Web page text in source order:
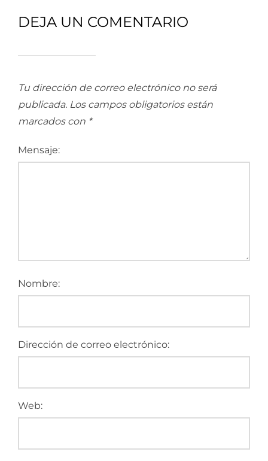
DEJA UN COMENTARIO
Tu dirección de correo electrónico no será
publicada. Los campos obligatorios están
marcados con *
Mensaje:
Nombre:
Dirección de correo electrónico:
Web: